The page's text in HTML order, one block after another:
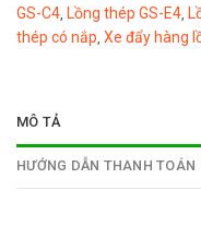
GS-C4, Lồng thép GS-E4,
thép có nắp, Xe đẩy hàng
MÔ TẢ
HƯỚNG DẪN THANH TOÁN